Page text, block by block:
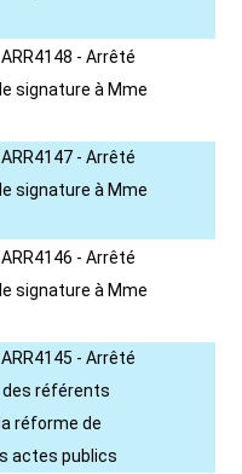
- Arrêté
signature à Mme
- Arrêté
signature à Mme
- Arrêté
signature à Mme
- Arrêté
référents
réforme de
actes publics